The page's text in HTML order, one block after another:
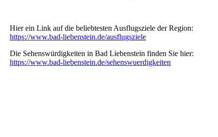
Hier ein Link auf die beliebtesten Ausflugsziele der Region:
https://www.bad-liebenstein.de/ausflugsziele
Die Sehenswürdigkeiten in Bad Liebenstein finden Sie hier:
https://www.bad-liebenstein.de/sehenswuerdigkeiten